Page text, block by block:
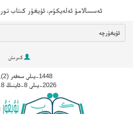
ئەسسالامۇ ئەلەيكۇم، ئۇيغۇر كىتاب
ئۇيغۇرچە
كىرىش
1448-يىلى سەفەر (2), 25
2026-يىلى 8-ئاينىڭ 8-كۈنى